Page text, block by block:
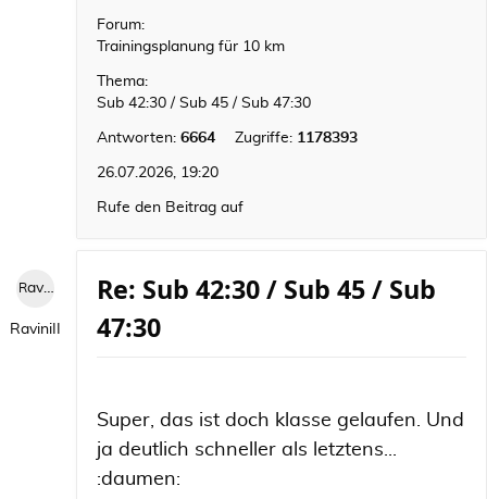
Forum:
Trainingsplanung für 10 km
Thema:
Sub 42:30 / Sub 45 / Sub 47:30
Antworten: 6664 Zugriffe: 1178393
26.07.2026, 19:20
Rufe den Beitrag auf
RaviniII
RaviniII
Re: Sub 42:30 / Sub 45 / Sub
47:30
Super, das ist doch klasse gelaufen. Und
ja deutlich schneller als letztens...
:daumen: